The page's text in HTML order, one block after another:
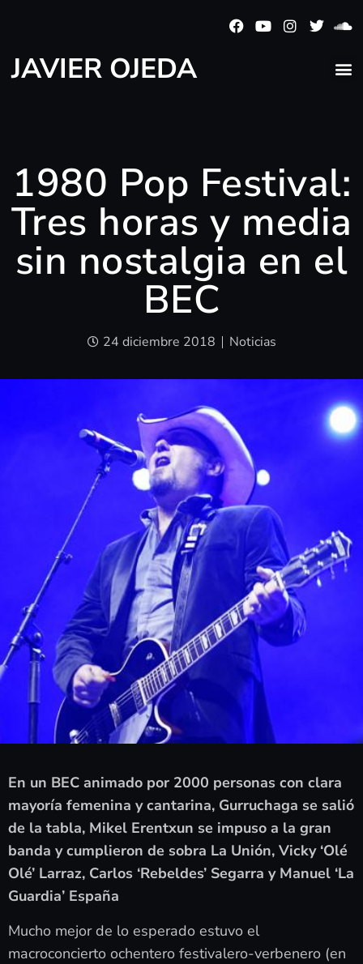
JAVIER OJEDA
1980 Pop Festival:
Tres horas y media
sin nostalgia en el
BEC
24 diciembre 2018 Noticias
En un BEC animado por 2000 personas con clara
mayoría femenina y cantarina, Gurruchaga se salió
de la tabla, Mikel Erentxun se impuso a la gran
banda y cumplieron de sobra La Unión, Vicky ‘Olé
Olé’ Larraz, Carlos ‘Rebeldes’ Segarra y Manuel ‘La
Guardia’ España
Mucho mejor de lo esperado estuvo el
macroconcierto ochentero festivalero-verbenero (en